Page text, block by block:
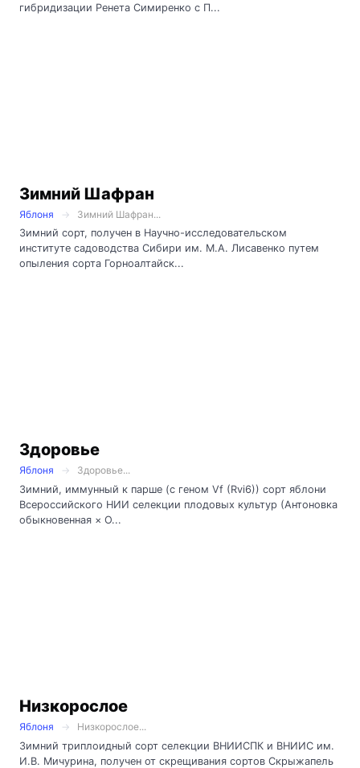
гибридизации Ренета Симиренко с П...
Зимний Шафран
Яблоня
Зимний Шафран...
Зимний сорт, получен в Научно-исследовательском
институте садоводства Сибири им. М.А. Лисавенко путем
опыления сорта Горноалтайск...
Здоровье
Яблоня
Здоровье...
Зимний, иммунный к парше (с геном Vf (Rvi6)) сорт яблони
Всероссийского НИИ селекции плодовых культур (Антоновка
обыкновенная × O...
Низкорослое
Яблоня
Низкорослое...
Зимний триплоидный сорт селекции ВНИИСПК и ВНИИС им.
И.В. Мичурина, получен от скрещивания сортов Скрыжапель